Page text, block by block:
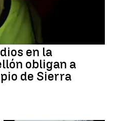
en la
obligan a
de Sierra